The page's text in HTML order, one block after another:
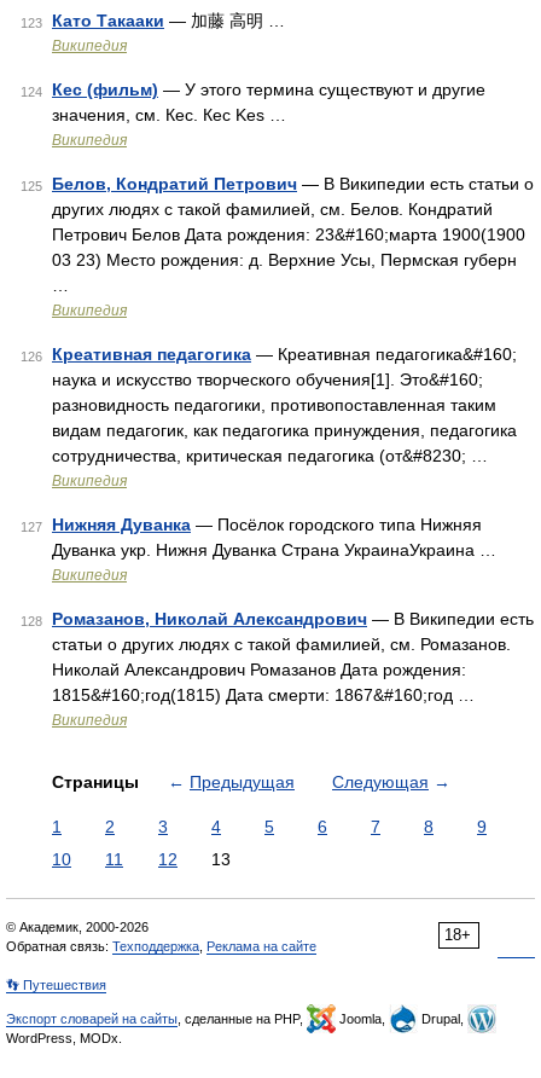
123 Като Такааки — 加藤 高明 …
Википедия
124 Кес (фильм) — У этого термина существуют и другие
значения, см. Кес. Кес Kes …
Википедия
125 Белов, Кондратий Петрович — В Википедии есть статьи о
других людях с такой фамилией, см. Белов. Кондратий
Петрович Белов Дата рождения: 23&#160;марта 1900(1900
03 23) Место рождения: д. Верхние Усы, Пермская губерн
Википедия
126 Креативная педагогика — Креативная педагогика&#160;
наука и искусство творческого обучения[1]. Это&#160;
разновидность педагогики, противопоставленная таким
видам педагогик, как педагогика принуждения, педагогика
сотрудничества, критическая педагогикa (от&#8230; …
Википедия
127 Нижняя Дуванка — Посёлок городского типа Нижняя
Дуванка укр. Нижня Дуванка Страна УкраинаУкраина …
Википедия
128 Ромазанов, Николай Александрович — В Википедии есть
статьи о других людях с такой фамилией, см. Ромазанов.
Николай Александрович Ромазанов Дата рождения:
1815&#160;год(1815) Дата смерти: 1867&#160;год …
Википедия
Страницы ← Предыдущая Следующая →
1 2 3 4 5 6 7 8
9
10
11 12 13
18+
© Академик, 2000-2026
Обратная связь: Техподдержка Реклама на сайте
👣 Путешествия
Экспорт словарей на сайты , сделанные на PHP, Joomla,
Drupal,
WordPress, MODx.